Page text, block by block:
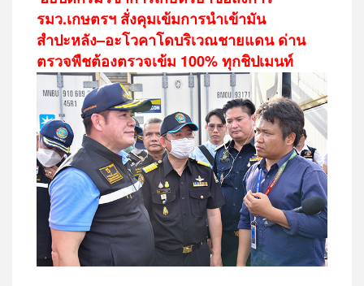
รมว.เกษตรฯ สั่งคุมเข้มการนำเข้ามัน
สำปะหลัง–อะโวคาโดบริเวณชายแดน ด่าน
ตรวจพืชต้องตรวจเข้ม 100% ทุกชิปเมนท์